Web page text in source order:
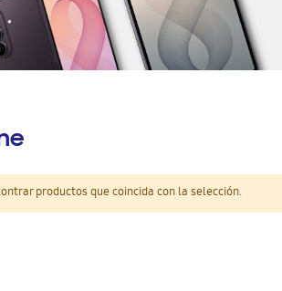
productos que coincida con la selección.